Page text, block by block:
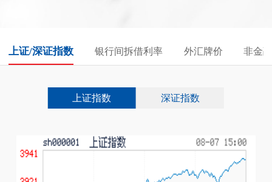
上证/深证指数 银行间拆借利率 外汇牌价 非金
上证指数 深证指数